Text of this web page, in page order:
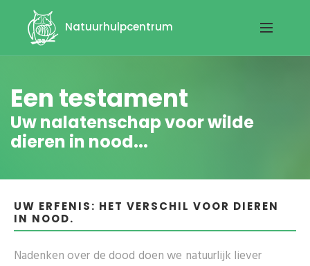
Natuurhulpcentrum
Een testament
Uw nalatenschap voor wilde
dieren in nood...
UW ERFENIS: HET VERSCHIL VOOR DIEREN
IN NOOD.
Nadenken over de dood doen we natuurlijk liever